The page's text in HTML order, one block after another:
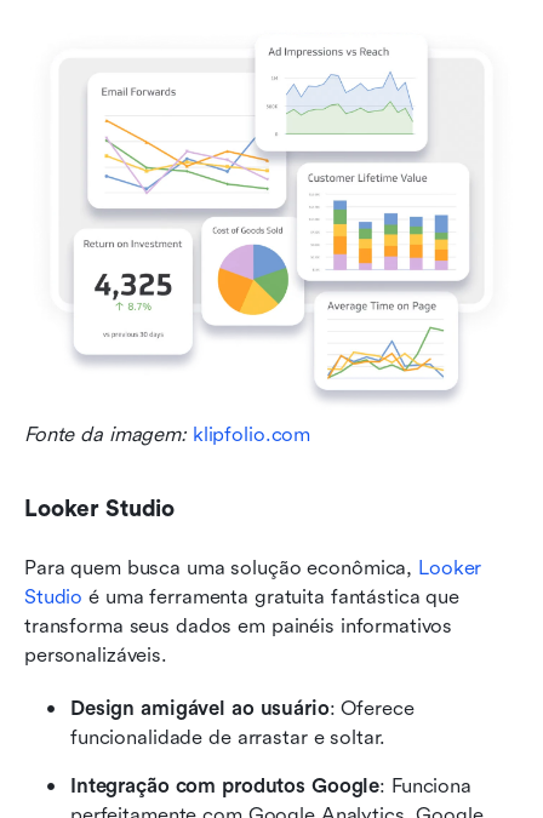
Fonte da imagem: klipfolio.com
Looker Studio
Para quem busca uma solução econômica, Looker
Studio é uma ferramenta gratuita fantástica que
transforma seus dados em painéis informativos
personalizáveis.
Design amigável ao usuário: Oferece
funcionalidade de arrastar e soltar.
Integração com produtos Google: Funciona